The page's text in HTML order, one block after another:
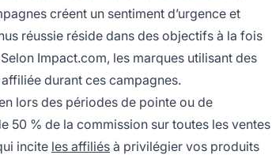
créent un sentiment d’urgence et
réussie réside dans des objectifs à la fois
Impact.com, les marques utilisant des
durant ces campagnes.
lors des périodes de pointe ou de
50 % de la commission sur toutes les ventes
incite les affiliés à privilégier vos produits